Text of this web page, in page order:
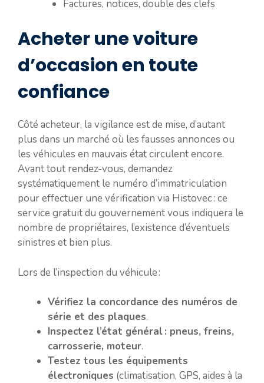
Factures, notices, double des clefs
Acheter une voiture
d’occasion en toute
confiance
Côté acheteur, la vigilance est de mise, d’autant
plus dans un marché où les fausses annonces ou
les véhicules en mauvais état circulent encore.
Avant tout rendez-vous, demandez
systématiquement le numéro d’immatriculation
pour effectuer une vérification via Histovec : ce
service gratuit du gouvernement vous indiquera le
nombre de propriétaires, l’existence d’éventuels
sinistres et bien plus.
Lors de l’inspection du véhicule :
Vérifiez la concordance des numéros de
série et des plaques.
Inspectez l’état général : pneus, freins,
carrosserie, moteur.
Testez tous les équipements
électroniques (climatisation, GPS, aides à la